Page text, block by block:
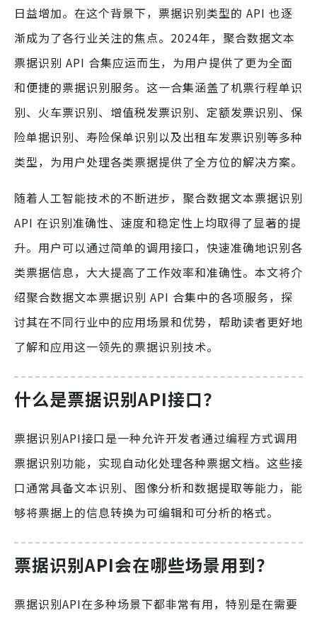
日益增加。在这个背景下，票据识别类型的 API 也逐
渐成为了各行业关注的焦点。2024年，聚合数据文本
票据识别 API 合集应运而生，为用户提供了更为全面
和便捷的票据识别服务。这一合集涵盖了机票行程单识
别、火车票识别、增值税发票识别、定额发票识别、保
险单据识别、寿险保单识别以及出租车发票识别等多种
类型，为用户处理各类票据提供了全方位的解决方案。
随着人工智能技术的不断进步，聚合数据文本票据识别
API 在识别准确性、速度和稳定性上均取得了显著的提
升。用户可以通过简单的调用接口，快速准确地识别各
类票据信息，大大提高了工作效率和准确性。本文将介
绍聚合数据文本票据识别 API 合集中的各项服务，探
讨其在不同行业中的应用场景和优势，帮助读者更好地
了解和应用这一领先的票据识别技术。
什么是票据识别API接口？
票据识别API接口是一种允许开发者通过编程方式调用
票据识别功能，实现自动化处理各种票据文档。这些接
口通常具备文本识别、图像分析和数据提取等能力，能
够将票据上的信息转换为可编辑和可分析的格式。
票据识别API会在哪些场景用到？
票据识别API在多种场景下都非常有用，特别是在需要